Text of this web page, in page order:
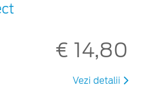
€ 14,80
Vezi detalii